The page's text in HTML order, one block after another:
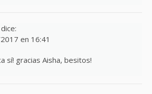
dice:
en 16:41
sí! gracias Aisha, besitos!